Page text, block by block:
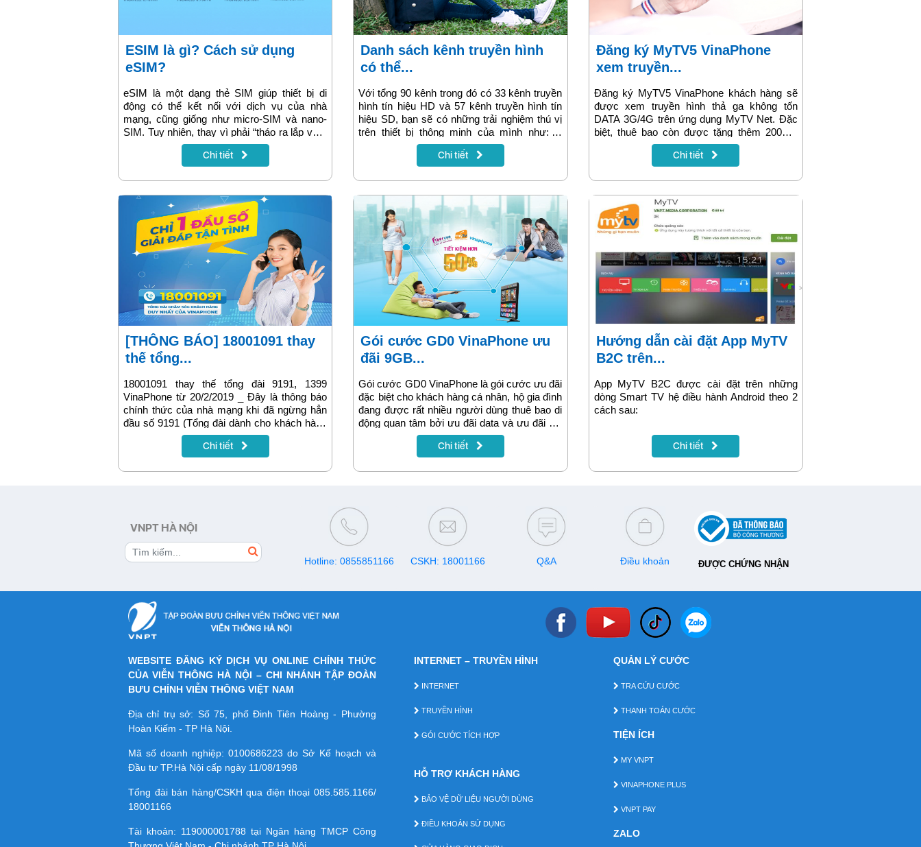
eSIM là gì? Cách sử dụng
eSIM?
eSIM là một dạng thẻ SIM giúp thiết bị di
động có thể kết nối với dịch vụ của nhà
mạng, cũng giống như micro-SIM và nano-
SIM. Tuy nhiên, thay vì phải “tháo ra lắp vào”
như SIM truyền thống, những chiếc eSIM sẽ
được tích hợp vào phần cứng của thiết bị.
sau sẽ cung cấp thông tin chi tiết!
Chi tiết
Danh sách kênh truyền hình
có thể...
Với tổng 90 kênh trong đó có 33 kênh truyền
hình tín hiệu HD và 57 kênh truyền hình tín
hiệu SD, bạn sẽ có những trải nghiệm thú vị
trên thiết bị thông minh của mình như: di
động, ipad....Bài viết sau sẽ cung cấp thông
tin chi tiết các kênh mà bạn có thể xem qua
Chi tiết
Đăng ký MyTV5 VinaPhone
xem truyền...
Đăng ký MyTV5 VinaPhone khách hàng sẽ
được xem truyền hình thả ga không tốn
DATA 3G/4G trên ứng dụng MyTV Net. Đặc
biệt, thuê bao còn được tặng thêm 200MB
data để truy cập mạng tốc độ cao. Cước phí
để đăng ký gói MyTV5 Vina khá rẻ chỉ
MyTV5 đang được áp dụng triển khai trên
phạm vi toàn quốc.
Chi tiết
[THÔNG BÁO] 18001091 thay
thế tổng...
18001091 thay thế tổng đài 9191, 1399
VinaPhone từ 20/2/2019 _ Đây là thông báo
chính thức của nhà mạng khi đã ngừng hẳn
đầu số 9191 (Tổng đài dành cho khách hàng
dùng mạng VinaPhone) và 1399 (Tổng đài
chăm sóc đại lý và điểm bán lẻ). Việc tích
18001091 sẽ giúp khách hàng thuận tiện hơn
Chi tiết
Gói cước GD0 VinaPhone ưu
đãi 9GB...
Gói cước GD0 VinaPhone là gói cước ưu đãi
đặc biệt cho khách hàng cá nhân, hộ gia đình
đang được rất nhiều người dùng thuê bao di
động quan tâm bởi ưu đãi data và ưu đãi gọi
nhóm của gói rất hấp dẫn. Vậy làm thế nào
để đăng ký được gói GD0 Vina? Cước phí
Cùng theo dõi thông tin hướng dẫn cụ thể
Chi tiết
Hướng dẫn cài đặt App MyTV
B2C trên...
App MyTV B2C được cài đặt trên những
dòng Smart TV hệ điều hành Android theo 2
cách sau:
Chi tiết
VNPT HÀ NỘI
Hotline: 0855851166 CSKH: 18001166 Q&A Điều khoản ĐƯỢC CHỨNG NHẬN
WEBSITE ĐĂNG KÝ DỊCH VỤ ONLINE CHÍNH THỨC
CỦA VIỄN THÔNG HÀ NỘI – CHI NHÁNH TẬP ĐOÀN
BƯU CHÍNH VIỄN THÔNG VIỆT NAM
Địa chỉ trụ sở: Số 75, phố Đinh Tiên Hoàng - Phường
Hoàn Kiếm - TP Hà Nội.
Mã số doanh nghiệp:0100686223 do Sở Kế hoạch và
Đầu tư TP.Hà Nội cấp ngày 11/08/1998
Tổng đài bán hàng/CSKH qua điện thoại 085.585.1166/
18001166
Tài khoản: 119000001788 tại Ngân hàng TMCP Công
INTERNET – TRUYỀN HÌNH
INTERNET
TRUYỀN HÌNH
GÓI CƯỚC TÍCH HỢP
HỖ TRỢ KHÁCH HÀNG
BẢO VỆ DỮ LIỆU NGƯỜI DÙNG
ĐIỀU KHOẢN SỬ DỤNG
QUẢN LÝ CƯỚC
TRA CỨU CƯỚC
THANH TOÁN CƯỚC
TIỆN ÍCH
MY VNPT
VINAPHONE PLUS
VNPT PAY
ZALO